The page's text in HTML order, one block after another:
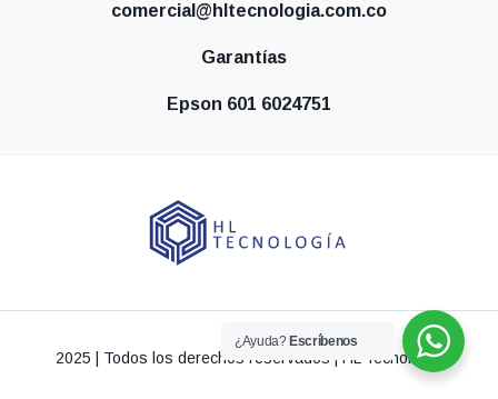
comercial@hltecnologia.com.co
Garantías
Epson 601 6024751
2025 | Todos los derechos reservados | HL Tecnología
¿Ayuda? Escríbenos